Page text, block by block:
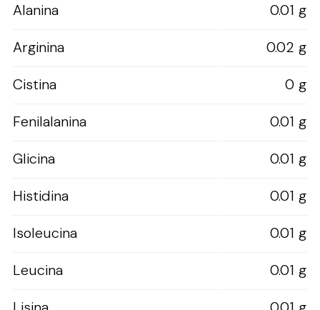
Alanina
0.01 g
Arginina
0.02 g
Cistina
0 g
Fenilalanina
0.01 g
Glicina
0.01 g
Histidina
0.01 g
Isoleucina
0.01 g
Leucina
0.01 g